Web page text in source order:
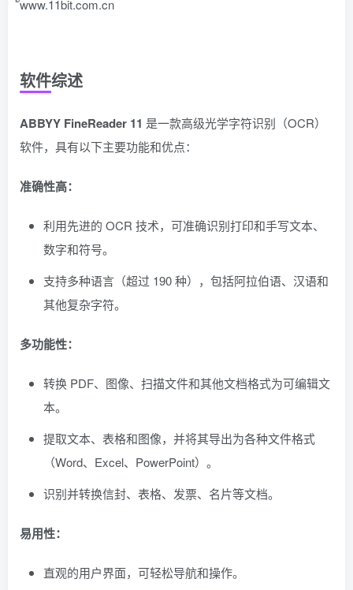
ัwww.11bit.com.cn
软件综述
ABBYY FineReader 11 是一款高级光学字符识别（OCR）
软件，具有以下主要功能和优点：
准确性高：
利用先进的 OCR 技术，可准确识别打印和手写文本、
数字和符号。
支持多种语言（超过 190 种），包括阿拉伯语、汉语和
其他复杂字符。
多功能性：
转换 PDF、图像、扫描文件和其他文档格式为可编辑文
本。
提取文本、表格和图像，并将其导出为各种文件格式
（Word、Excel、PowerPoint）。
识别并转换信封、表格、发票、名片等文档。
易用性：
直观的用户界面，可轻松导航和操作。